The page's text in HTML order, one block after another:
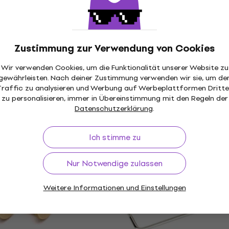
Zustimmung zur Verwendung von Cookies
Wir verwenden Cookies, um die Funktionalität unserer Website zu
Nach deiner Zustimmung verwenden wir sie, um
zu analysieren und Werbung auf Werbeplattformen
zu personalisieren, immer in Übereinstimmung mit den Regeln der
Datenschutzerklärung.
Ich stimme zu
Nur Notwendige zulassen
Weitere Informationen und Einstellungen
Red Fender Pure Vintage
Tremolo
4,7/5
€ 18,10
Auf Lager
Series
Code
Schaller Lockmeister 6
42 R2 Black
Tremolo
5/5
€ 202,61mit dem Code
Auf Lager